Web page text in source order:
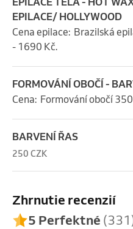
EPILACE/ HOLLYWOOD
Cena epilace:  Brazilská
- 1690 Kč.
FORMOVÁNÍ OBOČÍ -
Cena:  Formování obočí
BARVENÍ ŘAS
250 CZK
Zhrnutie recenzií
5 Perfektné